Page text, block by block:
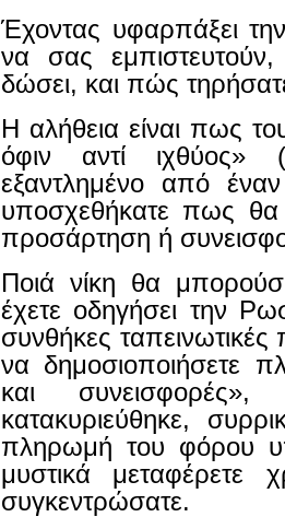
Έχοντας υφαρπάξει
να σας
δώσει, και πώς
Η αλήθεια είναι πως
όφιν αντί
εξαντλημένο από
υποσχεθήκατε πως θα
προσάρτηση ή
Ποιά νίκη θα
έχετε οδηγήσει την
συνθήκες
να δημοσιοποιήσετε
και
κατακυριεύθηκε,
πληρωμή του φόρου
μυστικά μεταφέρετε
συγκεντρώσατε.